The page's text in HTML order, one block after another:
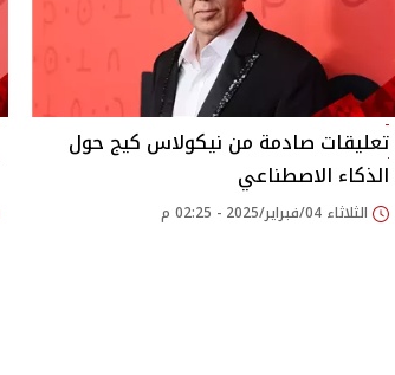
تعليقات صادمة من نيكولاس كيج حول
الذكاء الاصطناعي
الثلاثاء 04/فبراير/2025 - 02:25 م